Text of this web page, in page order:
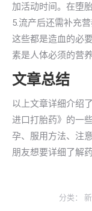
加活动时间。在堕
5.流产后还需补充
这些都是造血的必
素是人体必须的营养
文章总结
以上文章详细介绍
进口打胎药》的一
孕、服用方法、注
朋友想要详细了解
分类：